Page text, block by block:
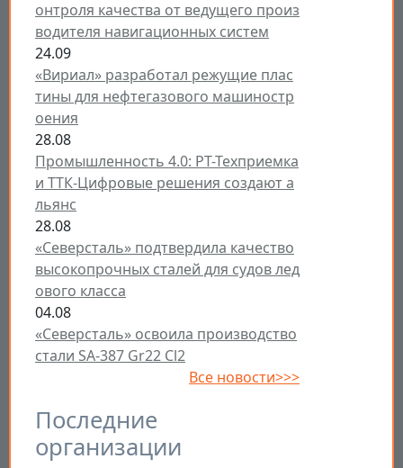
онтроля качества от ведущего произ
водителя навигационных систем
24.09
«Вириал» разработал режущие плас
тины для нефтегазового машиностр
оения
28.08
Промышленность 4.0: РТ-Техприемка
и ТТК-Цифровые решения создают а
льянс
28.08
«Северсталь» подтвердила качество
высокопрочных сталей для судов лед
ового класса
04.08
«Северсталь» освоила производство
стали SA-387 Gr22 Cl2
Все новости>>>
Последние
организации